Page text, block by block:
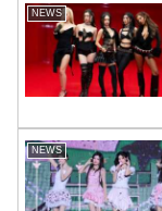
NEWS
NEWS